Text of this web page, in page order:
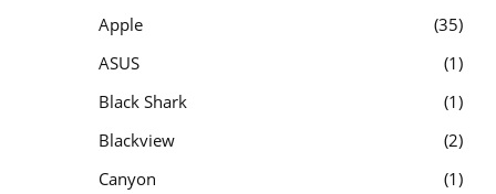
Apple
35
ASUS
1
Black Shark
1
Blackview
2
Canyon
1